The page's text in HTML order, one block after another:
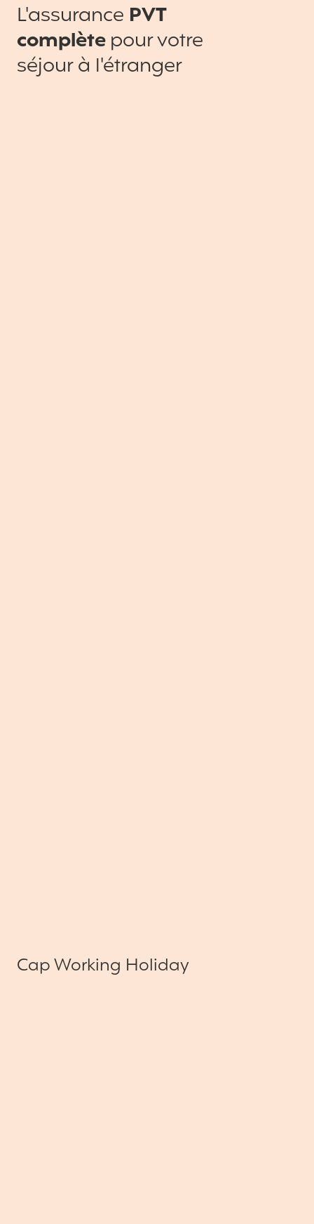
Cap Working Holiday
L'assurance PVT
complètepour votre
séjour à l'étranger